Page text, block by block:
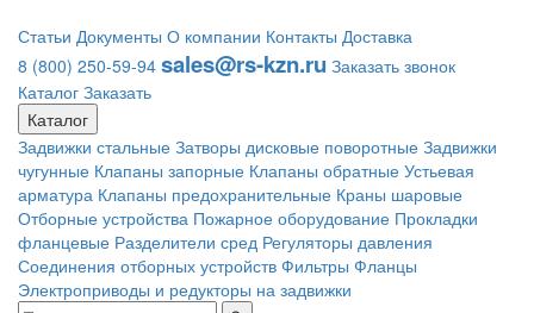
Статьи Документы О компании Контакты Доставка
8 (800) 250-59-94 sales@rs-kzn.ru Заказать звонок
Каталог Заказать
Каталог
Задвижки стальные Затворы дисковые поворотные Задвижки
чугунные Клапаны запорные Клапаны обратные Устьевая
арматура Клапаны предохранительные Краны шаровые
Отборные устройства Пожарное оборудование Прокладки
фланцевые Разделители сред Регуляторы давления
Соединения отборных устройств Фильтры Фланцы
Электроприводы и редукторы на задвижки